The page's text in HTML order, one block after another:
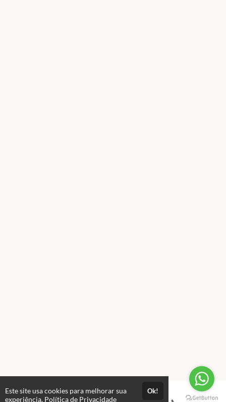
Este site usa cookies para melhorar sua
experiência. Política de Privacidade
Ok!